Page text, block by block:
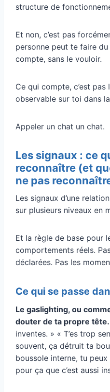
structure de
Et non, c’est pas
personne peut te faire du
compte, sans le vouloir.
Ce qui compte, c’est pas
observable sur toi dans
Appeler un chat un chat.
Les signaux : ce
reconnaître (et
ne pas
Les signaux d’une
sur plusieurs niveaux en
Et la règle de base pour
comportements réels.
déclarées. Pas les
Ce qui se passe
Le gaslighting, ou
douter de ta propre tête.
inventes. » « T’es trop
souvent, ça détruit ta
boussole interne, tu peux
pour ça que c’est aussi